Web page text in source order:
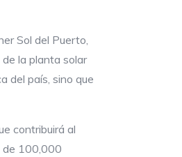
Sol del Puerto,
la planta solar
del país, sino que
contribuirá al
de 100,000